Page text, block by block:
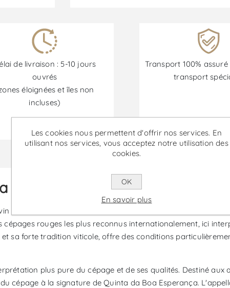
de livraison : 5-10 jours
ouvrés
éloignées et îles non
incluses)
Transport 100%
transport
Les promotions sont disponibles du 30/06/2026 au 30/09/
Esperança Syrah - Vin Rouge
monocépage produit par Quinta da Boa Esperança dans
rouges les plus reconnus internationalement, ici
sa forte tradition viticole, offre des conditions
plus pure du cépage et de ses qualités. Destiné
cépage à la signature de Quinta da Boa Esperança.
Les cookies nous permettent d'offrir nos services. En
utilisant nos services, vous acceptez notre utilisation des
cookies.
OK
En savoir plus